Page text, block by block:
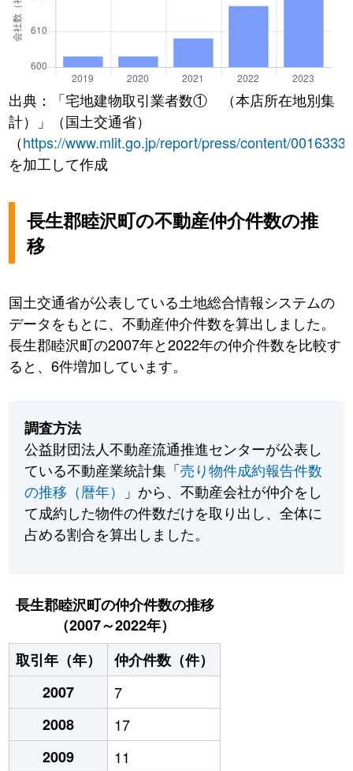
出典：「宅地建物取引業者数① （本店所在地別集
計）」（国土交通省）
（https://www.mlit.go.jp/report/press/content/
を加工して作成
長生郡睦沢町の不動産仲介件数の推
移
国土交通省が公表している土地総合情報システムの
データをもとに、不動産仲介件数を算出しました。
長生郡睦沢町の2007年と2022年の仲介件数を比較す
ると、6件増加しています。
調査方法
公益財団法人不動産流通推進センターが公表し
ている不動産業統計集「売り物件成約報告件数
の推移（暦年）
」から、不動産会社が仲介をし
て成約した物件の件数だけを取り出し、全体に
占める割合を算出しました。
長生郡睦沢町の仲介件数の推移
（2007～2022年）
取引年（年）
仲介件数（件）
2007
7
2008
17
2009
11